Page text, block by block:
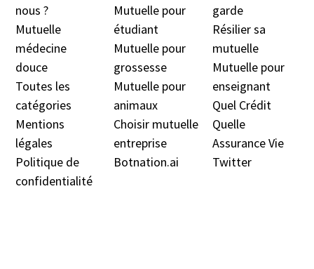
nous ?
Mutuelle
médecine
douce
Toutes les
catégories
Mentions
légales
Politique de
confidentialité
Mutuelle pour
étudiant
Mutuelle pour
grossesse
Mutuelle pour
animaux
Choisir mutuelle
entreprise
Botnation.ai
garde
Résilier sa
mutuelle
Mutuelle pour
enseignant
Quel Crédit
Quelle
Assurance Vie
Twitter